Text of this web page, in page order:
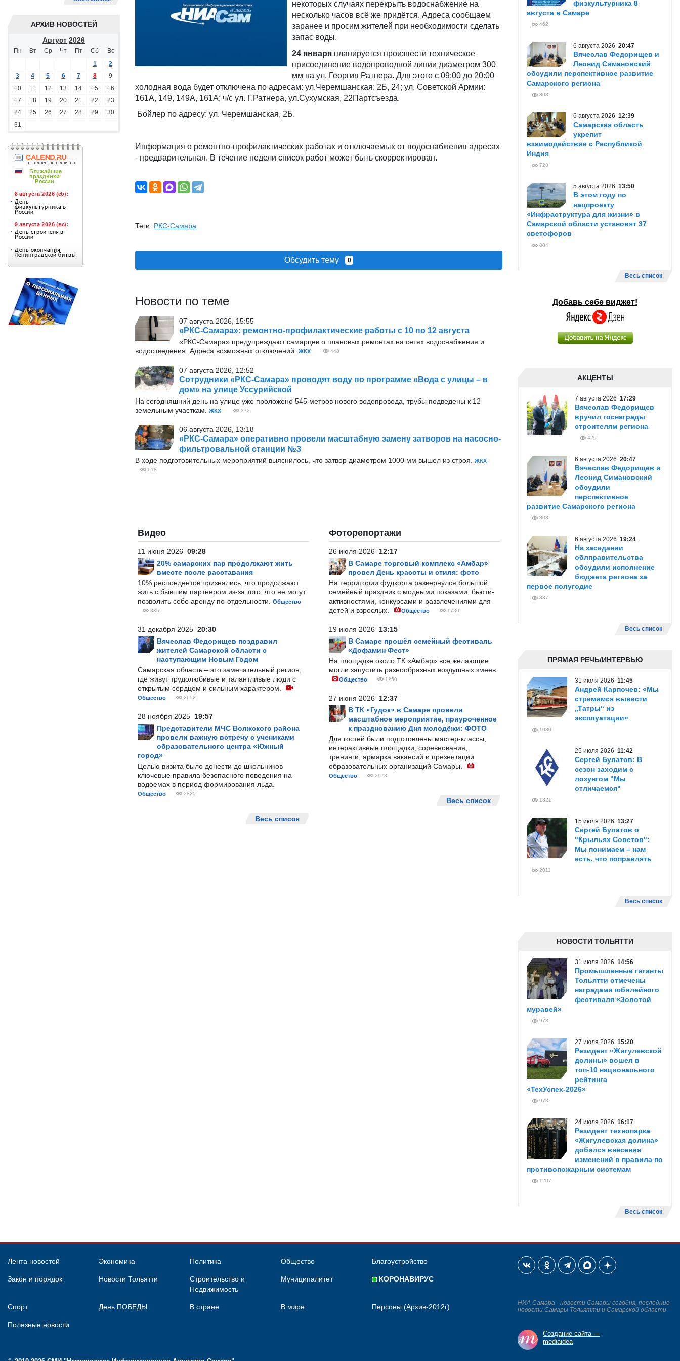
АРХИВ НОВОСТЕЙ
Август 2026
Пн Вт Ср Чт Пт Сб
Вс
1
2
3
4 5 6 7 8
9
10
11 12 13 14 15
16
17
18 19 20 21 22
23
24
25 26 27 28 29
30
31
некоторых случаях перекрыть водоснабжение на
несколько часов всё же придётся. Адреса сообщаем
заранее и просим жителей при необходимости сделать
запас воды.
24 января планируется произвести техническое
присоединение водопроводной линии диаметром 300
мм на ул. Георгия Ратнера. Для этого с 09:00 до 20:00
холодная вода будет отключена по адресам: ул.Черемшанская: 2Б, 24; ул. Советской Армии:
161А, 149, 149А, 161А; ч/с ул. Г.Ратнера, ул.Сухумская, 22Партсъезда.
Бойлер по адресу: ул. Черемшанская, 2Б.
Информация о ремонтно-профилактических работах и отключаемых от водоснабжения адресах
- предварительная. В течение недели список работ может быть скорректирован.
Теги: РКС-Самара
Обсудить тему 0
Новости по теме
07 августа 2026, 15:55
«РКС-Самара»: ремонтно-профилактические работы с 10 по 12 августа
«РКС-Самара» предупреждают самарцев о плановых ремонтах на сетях водоснабжения и
водоотведения. Адреса возможных отключений.
ЖКХ 448
07 августа 2026, 12:52
Сотрудники «РКС-Самара» проводят воду по программе «Вода с улицы – в
дом» на улице Уссурийской
На сегодняшний день на улице уже проложено 545 метров нового водопровода, трубы подведены к 12
земельным участкам.
ЖКХ 372
06 августа 2026, 13:18
«РКС-Самара» оперативно провели масштабную замену затворов на насосно-
фильтровальной станции №3
В ходе подготовительных мероприятий выяснилось, что затвор диаметром 1000 мм вышел из строя. ЖКХ
618
Видео
11 июня 2026 09:28
20% самарских пар продолжают жить
вместе после расставания
10% респондентов признались, что продолжают
жить с бывшим партнером из-за того, что не могут
позволить себе аренду по-отдельности.
Общество
836
31 декабря 2025 20:30
Вячеслав Федорищев поздравил
жителей Самарской области с
наступающим Новым Годом
Самарская область – это замечательный регион,
где живут трудолюбивые и талантливые люди с
открытым сердцем и сильным характером.
Общество 2652
28 ноября 2025 19:57
Представители МЧС Волжского района
провели важную встречу с учениками
образовательного центра «Южный
город»
Целью визита было донести до школьников
ключевые правила безопасного поведения на
водоемах в период формирования льда.
Общество 2825
Весь список
Фоторепортажи
26 июля 2026 12:17
В Самаре торговый комплекс «Амбар»
провел День красоты и стиля: фото
На территории фудкорта развернулся большой
семейный праздник с модными показами, бьюти-
активностями, конкурсами и развлечениями для
детей и взрослых.
Общество 1730
19 июля 2026 13:15
В Самаре прошёл семейный фестиваль
«Дофамин Фест»
На площадке около ТК «Амбар» все желающие
могли запустить разнообразных воздушных змеев.
Общество 1250
27 июня 2026 12:37
В ТК «Гудок» в Самаре провели
масштабное мероприятие, приуроченное
к празднованию Дня молодёжи: ФОТО
Для гостей были подготовлены мастер-классы,
интерактивные площадки, соревнования,
тренинги, ярмарка вакансий и презентации
образовательных организаций Самары.
Общество 2973
Весь список
физкультурника 8
августа в Самаре
462
6 августа 2026 20:47
Вячеслав Федорищев и
Леонид Симановский
обсудили перспективное развитие
Самарского региона
808
6 августа 2026 12:39
Самарская область
укрепит
взаимодействие с Республикой
Индия
728
5 августа 2026 13:50
В этом году по
нацпроекту
«Инфраструктура для жизни» в
Самарской области установят 37
светофоров
884
Весь список
Добавь себе виджет!
АКЦЕНТЫ
7 августа 2026 17:29
Вячеслав Федорищев
вручил госнаграды
строителям региона
426
6 августа 2026 20:47
Вячеслав Федорищев и
Леонид Симановский
обсудили
перспективное
развитие Самарского региона
808
6 августа 2026 19:24
На заседании
облправительства
обсудили исполнение
бюджета региона за
первое полугодие
837
Весь список
ПРЯМАЯ РЕЧЬ/ИНТЕРВЬЮ
31 июля 2026 11:45
Андрей Карпочев: «Мы
стремимся вывести
„Татры“ из
эксплуатации»
1080
25 июля 2026 11:42
Сергей Булатов: В
сезон заходим с
лозунгом "Мы
отличаемся"
1821
15 июля 2026 13:27
Сергей Булатов о
"Крыльях Советов":
Мы понимаем – нам
есть, что поправлять
2011
Весь список
НОВОСТИ ТОЛЬЯТТИ
31 июля 2026 14:56
Промышленные гиганты
Тольятти отмечены
наградами юбилейного
фестиваля «Золотой
муравей»
978
27 июля 2026 15:20
Резидент «Жигулевской
долины» вошел в
топ-10 национального
рейтинга
«ТехУспех-2026»
978
24 июля 2026 16:17
Резидент технопарка
«Жигулевская долина»
добился внесения
изменений в правила по
противопожарным системам
1207
Весь список
Лента новостей Экономика Политика Общество Благоустройство
Закон и порядок Новости Тольятти
Строительство и
Недвижимость
Муниципалитет КОРОНАВИРУС
Спорт День ПОБЕДЫ В стране В мире Персоны (Архив-2012г)
Полезные новости
НИА Самара - новости Самары сегодня, последние
новости Самары Тольятти и Самарской области
Создание сайта —
mediaidea